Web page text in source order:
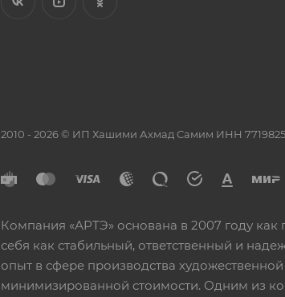
2010 - 2026 © ИП Хашими Ахмад Самим ИНН
Компания «АРТЭ» основана в 2007 году
себя как стабильный, ответственный и
опыт в сфере производства
минимизированной стоимости. Одним из